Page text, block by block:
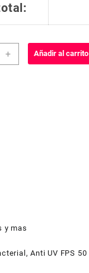
+ Añadir al carrito
y mas
Anti UV FPS 50